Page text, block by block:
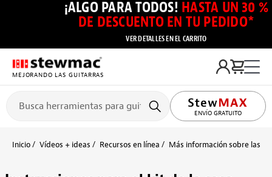
¡ALGO PARA TODOS! HASTA UN 30 %
DE DESCUENTO EN TU PEDIDO*
VER DETALLES EN EL CARRITO
MEJORANDO LAS GUITARRAS
ENVÍO GRATUITO
Inicio Vídeos + ideas Recursos en línea Más información sobre las